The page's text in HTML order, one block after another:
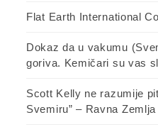
Flat Earth International
Dokaz da u vakumu
goriva. Kemičari su vas
Scott Kelly ne razumije
Svemiru” – Ravna Zemlja